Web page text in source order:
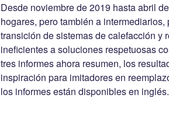
Desde noviembre de 2019 hasta abril
hogares, pero también a
transición de sistemas de calefacción y
ineficientes a soluciones respetuosas
tres informes ahora resumen, los
inspiración para imitadores en
los informes están disponibles en inglés.